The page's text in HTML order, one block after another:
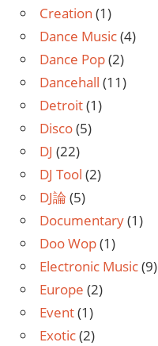
Creation (1)
Dance Music(4)
Dance Pop(2)
Dancehall (11)
Detroit(1)
Disco(5)
DJ (22)
DJ Tool (2)
DJ論 (5)
Documentary(1)
Doo Wop(1)
Electronic Music(9)
Europe (2)
Event(1)
Exotic(2)